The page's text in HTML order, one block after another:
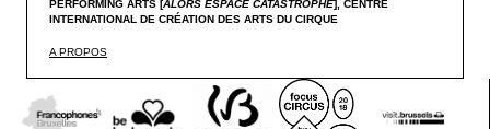
PERFORMING ARTS [ALORS ESPACE CATASTROPHE], CENTRE
INTERNATIONAL DE CRÉATION DES ARTS DU CIRQUE
A PROPOS